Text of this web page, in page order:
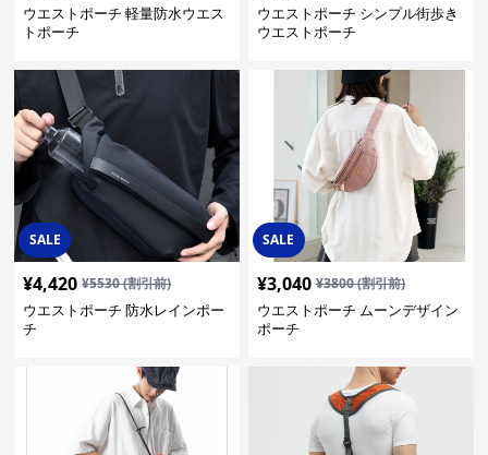
ウエストポーチ 軽量防水ウエス
トポーチ
ウエストポーチ シンプル街歩き
ウエストポーチ
SALE
¥4,420 ¥5530(割引前)
ウエストポーチ 防水レインポー
チ
SALE
¥3,040 ¥3800(割引前)
ウエストポーチ ムーンデザイン
ポーチ